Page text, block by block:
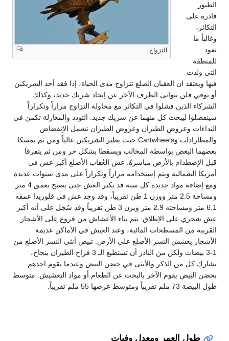
التزواج.
الطيور
قادرة على
التكاثر،
وغالباً ما
تعود
للمنطقة
التي ولدت
فيها ويعتقد ان العقبان الصلع تتزاوج مدى الحياة، إذا فقد أحد الشريكين
أو توفي فلن يتوانى الطرف الآخر عن إيجاد شريك جديد، وكذلك
الشركاء الذين فشلوا في التكاثر مع محاولة التزاوج مراراً وتكراراً
سينفصلوا ليبحث كل منهما عن شريك جديد. التودد والمغازلة تكمن في
النداءات وعروض الطيران وعروض الطيران تشمل الإنقضاض
والمطارادات وCartwheels حيث يطير الشريكين عالياً ومن ثم يمسكا
بعضهما البعض بواسطة المخالب ويسقطا بشكل حر ومن ثم يتفرقا
قبل الإصطدام بالأرض مباشرةً. عش العُقاب الأصلع أكبر عش في
أمريكا الشمالية ويتم إستخدامه مراراً وتكراراً على مدى سنوات عديدة
ومع إضافة مواد جديدة كل سنة قد يكبر العش حتى يصبح بعمق 4 متر
ومساحة 2.5 متر ووزن 1 طن تقريباً، وقد وجد عش في فلوريدا عمقه
6.1 متر ومساحته 2.9 متر ويزن 3 طن تقريباً وقد سُجل على أنه أكبر
عش شجري على الإطلاق. يتم بناء الأعشاش من فروع على الأشجار
القريبة من المسطحات المائية، وعند العيش في الأماكن عديمة
الأشجار يعشش النسر الأصلع على الأرض. تبيض أنثى النسر الأصلع من
1-3 بيضات ولكن من النادر أن تستطيع الـ 3 فراخ الطيران بنجاح،
يشارك كل من الذكر والأنثى في حضن البيض وعندما يقوم احدهم
بحضن البيض يقوم الآخر بالبحث عن الطعام أو مواد التعشيش. متوسط
طول البيضة 73 ملم تقريباً ومتوسط عرضها 55 ملم تقريباً.
طول العمر ومعدل وفيات